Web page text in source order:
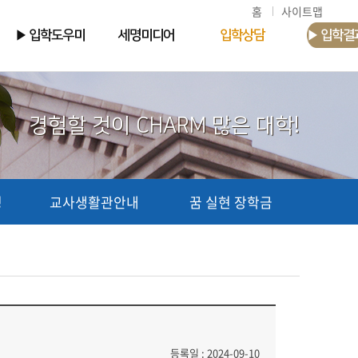
홈 사이트맵
▶ 입학도우미 세명미디어 입학상담 ▶ 입학결
경험할 것이 CHARM 많은 대학!
교사생활관안내 꿈 실현 장학금
등록일 : 2024-09-10